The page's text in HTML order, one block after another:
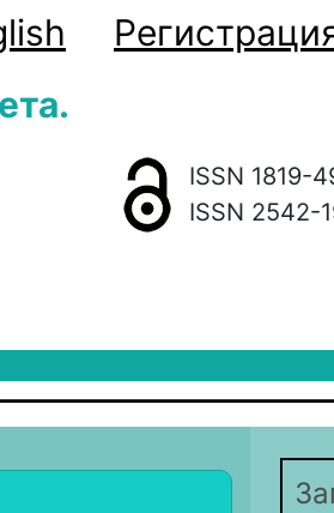
ISSN 1819-
ISSN 2542-